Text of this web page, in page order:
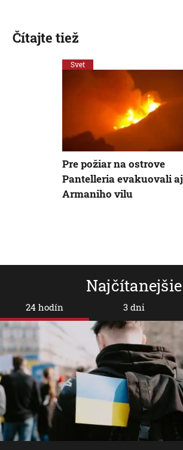
Najčítanejšie
24 hodín 3 dni
Čítajte tiež
Svet
Pre požiar na ostrove
Pantelleria evakuovali aj
Armaniho vilu